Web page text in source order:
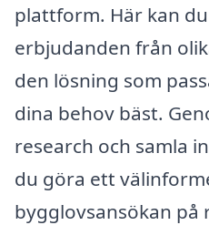
plattform. Här kan
erbjudanden från
den lösning som
dina behov bäst.
research och samla
du göra ett
bygglovsansökan på